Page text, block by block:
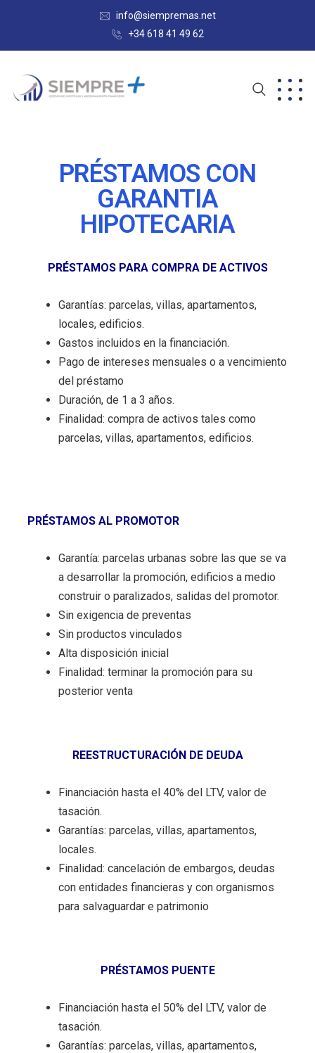
info@siempremas.net
+34 618 41 49 62
PRÉSTAMOS CON
GARANTIA
HIPOTECARIA
PRÉSTAMOS PARA COMPRA DE ACTIVOS
Garantías: parcelas, villas, apartamentos,
locales, edificios.
Gastos incluidos en la financiación.
Pago de intereses mensuales o a vencimiento
del préstamo
Duración, de 1 a 3 años.
Finalidad: compra de activos tales como
parcelas, villas, apartamentos, edificios.
PRÉSTAMOS AL PROMOTOR
Garantía: parcelas urbanas sobre las que se va
a desarrollar la promoción, edificios a medio
construir o paralizados, salidas del promotor.
Sin exigencia de preventas
Sin productos vinculados
Alta disposición inicial
Finalidad: terminar la promoción para su
posterior venta
REESTRUCTURACIÓN DE DEUDA
Financiación hasta el 40% del LTV, valor de
tasación.
Garantías: parcelas, villas, apartamentos,
locales.
Finalidad: cancelación de embargos, deudas
con entidades financieras y con organismos
para salvaguardar e patrimonio
PRÉSTAMOS PUENTE
Financiación hasta el 50% del LTV, valor de
tasación.
Garantías: parcelas, villas, apartamentos,